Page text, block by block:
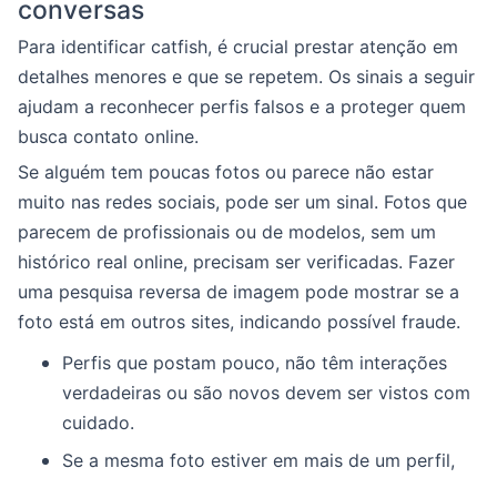
conversas
Para identificar catfish, é crucial prestar atenção em
detalhes menores e que se repetem. Os sinais a seguir
ajudam a reconhecer perfis falsos e a proteger quem
busca contato online.
Se alguém tem poucas fotos ou parece não estar
muito nas redes sociais, pode ser um sinal. Fotos que
parecem de profissionais ou de modelos, sem um
histórico real online, precisam ser verificadas. Fazer
uma pesquisa reversa de imagem pode mostrar se a
foto está em outros sites, indicando possível fraude.
Perfis que postam pouco, não têm interações
verdadeiras ou são novos devem ser vistos com
cuidado.
Se a mesma foto estiver em mais de um perfil,